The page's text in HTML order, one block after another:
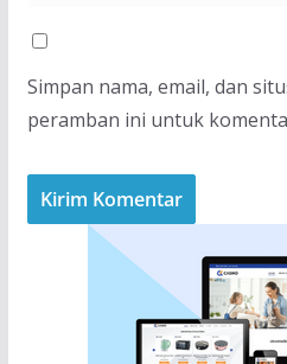
Simpan nama, email, dan
peramban ini untuk